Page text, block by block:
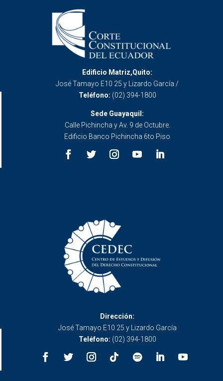
Edificio Matriz,Quito:
José Tamayo E10 25 y Lizardo García /
Teléfono: (02) 394-1800
Sede Guayaquil:
Calle Pichincha y Av. 9 de Octubre.
Edificio Banco Pichincha 6to Piso
Dirección:
José Tamayo E10 25 y Lizardo García
Teléfono: (02) 394-1800